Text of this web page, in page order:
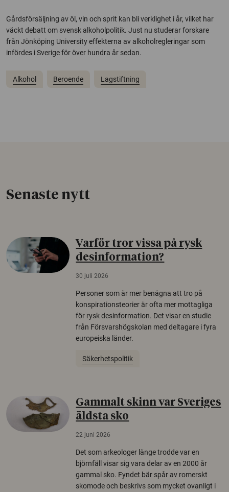
Gårdsförsäljning av öl, vin och sprit kan bli verklighet i år, vilket har
väckt debatt om svensk alkoholpolitik. Just nu studerar forskare
från Jönköping University effekterna av alkoholregleringar som
infördes i Sverige för över hundra år sedan.
Alkohol Beroende Lagstiftning
Senaste nytt
Varför tror vissa på rysk
desinformation?
30 juli 2026
Personer som är mer benägna att tro på
konspirationsteorier är ofta mer mottagliga
för rysk desinformation. Det visar en studie
från Försvarshögskolan med deltagare i fyra
europeiska länder.
Säkerhetspolitik
Gammalt skinn var Sveriges
äldsta sko
22 juni 2026
Det som arkeologer länge trodde var en
björnfäll visar sig vara delar av en 2000 år
gammal sko. Fyndet bär spår av romerskt
skomode och beskrivs som mycket ovanligt i